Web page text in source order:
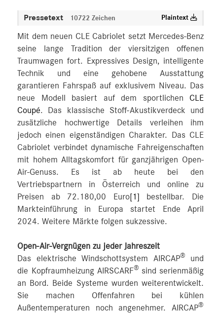
Pressetext 10722 Zeichen Plaintext
Mit dem neuen CLE Cabriolet setzt Mercedes-Benz
seine lange Tradition der viersitzigen offenen
Traumwagen fort. Expressives Design, intelligente
Technik und eine gehobene Ausstattung
garantieren Fahrspaß auf exklusivem Niveau. Das
neue Modell basiert auf dem sportlichen CLE
Coupé. Das klassische Stoff-Akustikverdeck und
zusätzliche hochwertige Details verleihen ihm
jedoch einen eigenständigen Charakter. Das CLE
Cabriolet verbindet dynamische Fahreigenschaften
mit hohem Alltagskomfort für ganzjährigen Open-
Air-Genuss. Es ist ab heute bei den
Vertriebspartnern in Österreich und online zu
Preisen ab 72.180,00 Euro[1]
bestellbar. Die
Markteinführung in Europa startet Ende April
2024. Weitere Märkte folgen sukzessive.
Open-Air-Vergnügen zu jeder Jahreszeit
Das elektrische Windschottsystem AIRCAP®
und
die Kopfraumheizung AIRSCARF® sind serienmäßig
an Bord. Beide Systeme wurden weiterentwickelt.
Sie machen Offenfahren bei kühlen
Außentemperaturen noch angenehmer. AIRCAP®